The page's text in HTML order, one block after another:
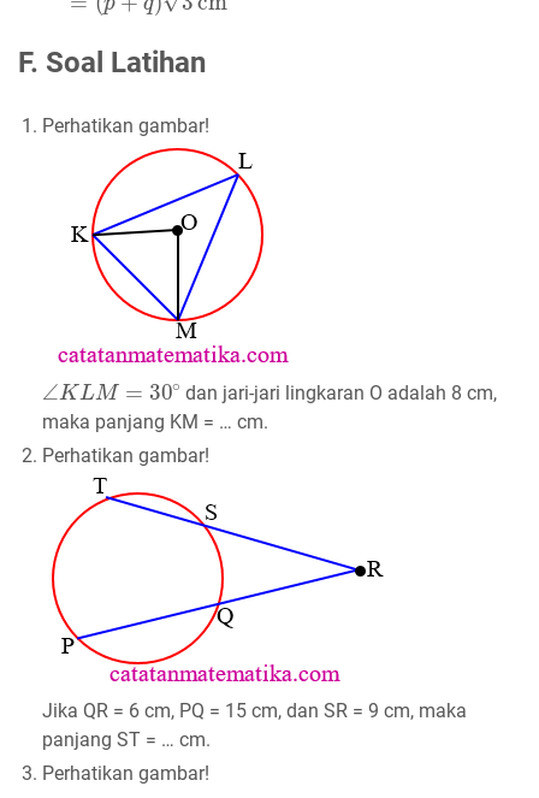
F. Soal Latihan
1. Perhatikan gambar!
∠KLM = ∘
dan jari-jari lingkaran O adalah 8 cm,
maka panjang KM = … cm.
2. Perhatikan gambar!
Jika QR = 6 cm, PQ = 15 cm, dan SR = 9 cm, maka
panjang ST = … cm.
3. Perhatikan gambar!